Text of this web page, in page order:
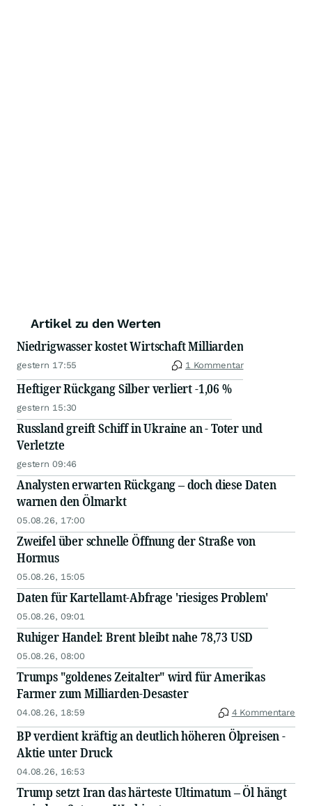
Artikel zu den Werten
Niedrigwasser kostet Wirtschaft Milliarden
gestern 17:55 1 Kommentar
Heftiger Rückgang Silber verliert -1,06 %
gestern 15:30
Russland greift Schiff in Ukraine an - Toter und
Verletzte
gestern 09:46
Analysten erwarten Rückgang – doch diese Daten
warnen den Ölmarkt
05.08.26, 17:00
Zweifel über schnelle Öffnung der Straße von
Hormus
05.08.26, 15:05
Daten für Kartellamt-Abfrage 'riesiges Problem'
05.08.26, 09:01
Ruhiger Handel: Brent bleibt nahe 78,73 USD
05.08.26, 08:00
Trumps "goldenes Zeitalter" wird für Amerikas
Farmer zum Milliarden-Desaster
04.08.26, 18:59 4 Kommentare
BP verdient kräftig an deutlich höheren Ölpreisen -
Aktie unter Druck
04.08.26, 16:53
Trump setzt Iran das härteste Ultimatum – Öl hängt